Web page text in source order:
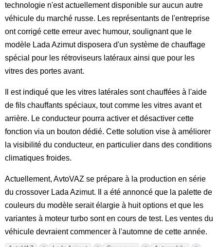
technologie n'est actuellement disponible sur aucun autre
véhicule du marché russe. Les représentants de l'entreprise
ont corrigé cette erreur avec humour, soulignant que le
modèle Lada Azimut disposera d'un système de chauffage
spécial pour les rétroviseurs latéraux ainsi que pour les
vitres des portes avant.
Il est indiqué que les vitres latérales sont chauffées à l'aide
de fils chauffants spéciaux, tout comme les vitres avant et
arrière. Le conducteur pourra activer et désactiver cette
fonction via un bouton dédié. Cette solution vise à améliorer
la visibilité du conducteur, en particulier dans des conditions
climatiques froides.
Actuellement, AvtoVAZ se prépare à la production en série
du crossover Lada Azimut. Il a été annoncé que la palette de
couleurs du modèle serait élargie à huit options et que les
variantes à moteur turbo sont en cours de test. Les ventes du
véhicule devraient commencer à l'automne de cette année.